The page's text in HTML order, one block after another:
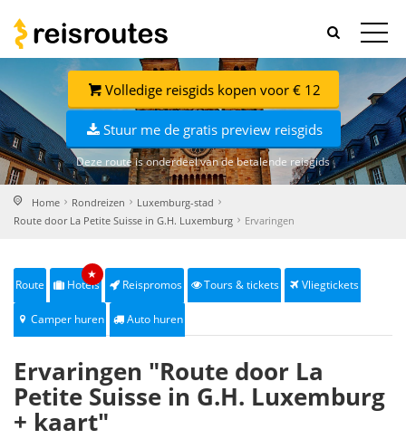
Volledige reisgids kopen voor € 12
Stuur me de gratis preview reisgids
Deze route is onderdeel van de betalende reisgids
Home Rondreizen
Luxemburg-stad
Route door La Petite Suisse in G.H. Luxemburg
Ervaringen
Route Hotels
★
Reispromos Tours & tickets Vliegtickets
Camper huren Auto huren
Ervaringen "Route door La
Petite Suisse in G.H. Luxemburg
+ kaart"